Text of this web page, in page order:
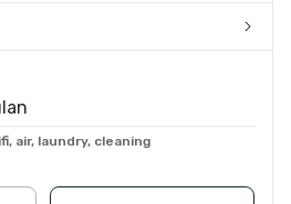
air, laundry, cleaning